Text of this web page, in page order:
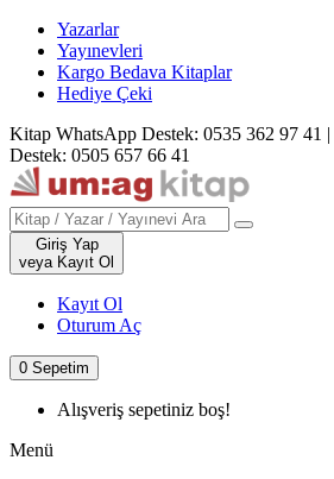
Yazarlar
Yayınevleri
Kargo Bedava Kitaplar
Hediye Çeki
Kitap WhatsApp Destek: 0535 362 97 41 |
Destek: 0505 657 66 41
Giriş Yap
veya Kayıt Ol
Kayıt Ol
Oturum Aç
0 Sepetim
Alışveriş sepetiniz boş!
Menü